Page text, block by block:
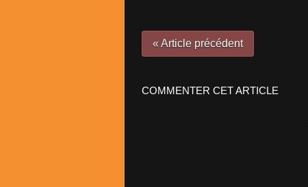
« Article précédent
COMMENTER CET ARTICLE